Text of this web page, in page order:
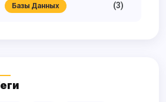
Базы Данных (3)
Теги